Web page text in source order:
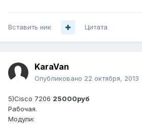
Вставить ник Цитата
KaraVan
Опубликовано 22 октября, 2013
5)Cisco 7206 25000руб
Рабочая.
Модули: